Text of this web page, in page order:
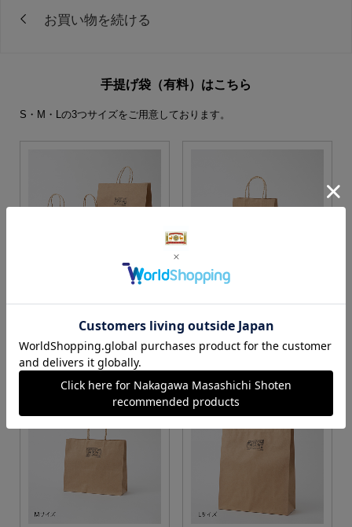
手提げ袋（有料）はこちら
S・M・Lの3つサイズをご用意しております。
カートに入れる カートに入れる